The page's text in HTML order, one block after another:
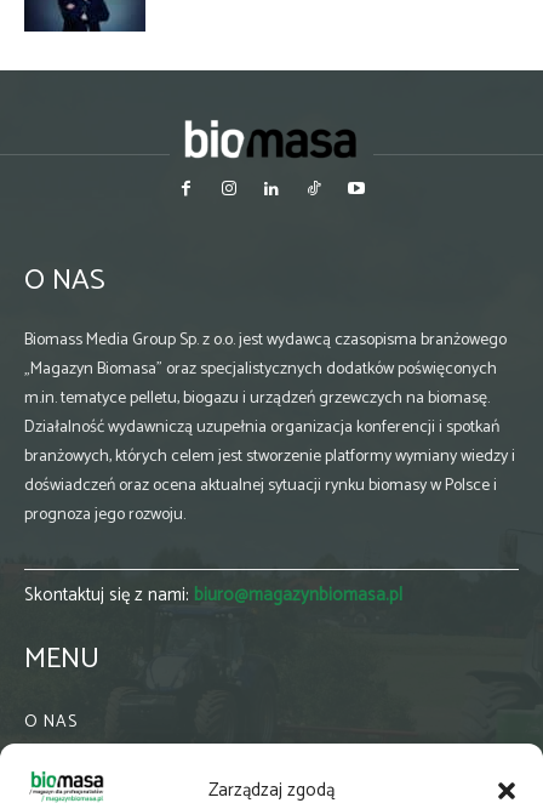
Zarządzaj zgodą
O NAS
Biomass Media Group Sp. z o.o. jest wydawcą czasopisma branżowego
„Magazyn Biomasa” oraz specjalistycznych dodatków poświęconych
m.in. tematyce pelletu, biogazu i urządzeń grzewczych na biomasę.
Działalność wydawniczą uzupełnia organizacja konferencji i spotkań
branżowych, których celem jest stworzenie platformy wymiany wiedzy i
doświadczeń oraz ocena aktualnej sytuacji rynku biomasy w Polsce i
prognoza jego rozwoju.
Skontaktuj się z nami: biuro@magazynbiomasa.pl
MENU
O NAS
WSPÓŁPRACA